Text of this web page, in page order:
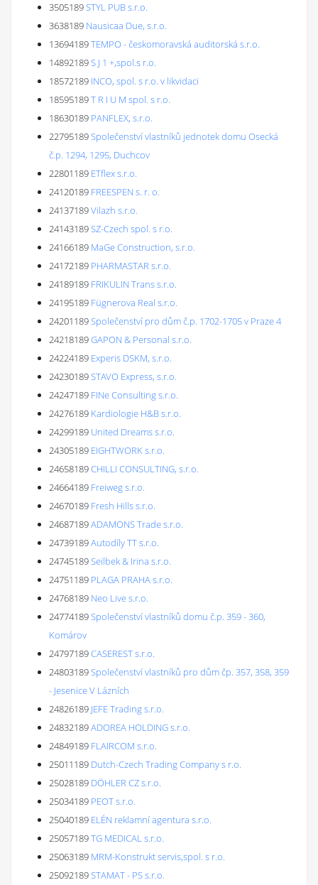
3505189STYL PUB s.r.o.
3638189 Nausicaa Due, s.r.o.
13694189TEMPO - českomoravská auditorská s.r.o.
14892189S J 1 +,spol.s r.o.
18572189 INCO, spol. s r.o. v likvidaci
18595189T R I U M spol. s r.o.
18630189 PANFLEX, s.r.o.
22795189Společenství vlastníků jednotek domu Osecká
č.p. 1294, 1295, Duchcov
22801189 ETflex s.r.o.
24120189 FREESPEN s. r. o.
24137189Vilazh s.r.o.
24143189SZ-Czech spol. s r.o.
24166189 MaGe Construction, s.r.o.
24172189 PHARMASTAR s.r.o.
24189189 FRIKULIN Trans s.r.o.
24195189 Fügnerova Real s.r.o.
24201189Společenství pro dům č.p. 1702-1705 v Praze 4
24218189GAPON & Personal s.r.o.
24224189 Experis DSKM, s.r.o.
24230189STAVO Express, s.r.o.
24247189 FINe Consulting s.r.o.
24276189 Kardiologie H&B s.r.o.
24299189 United Dreams s.r.o.
24305189 EIGHTWORK s.r.o.
24658189CHILLI CONSULTING, s.r.o.
24664189 Freiweg s.r.o.
24670189 Fresh Hills s.r.o.
24687189ADAMONS Trade s.r.o.
24739189Autodíly TT s.r.o.
24745189Seilbek & Irina s.r.o.
24751189 PLAGA PRAHA s.r.o.
24768189 Neo Live s.r.o.
24774189Společenství vlastníků domu č.p. 359 - 360,
Komárov
24797189CASEREST s.r.o.
24803189Společenství vlastníků pro dům čp. 357, 358, 359
- Jesenice V Lázních
24826189 JEFE Trading s.r.o.
24832189ADOREA HOLDING s.r.o.
24849189 FLAIRCOM s.r.o.
25011189 Dutch-Czech Trading Company s r.o.
25028189 DÖHLER CZ s.r.o.
25034189 PEOT s.r.o.
25040189 ELÉN reklamní agentura s.r.o.
25057189TG MEDICAL s.r.o.
25063189 MRM-Konstrukt servis,spol. s r.o.
25092189STAMAT - PS s.r.o.